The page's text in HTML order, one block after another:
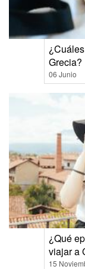
Grecia?
06 Junio
¿Qué
viajar a
15